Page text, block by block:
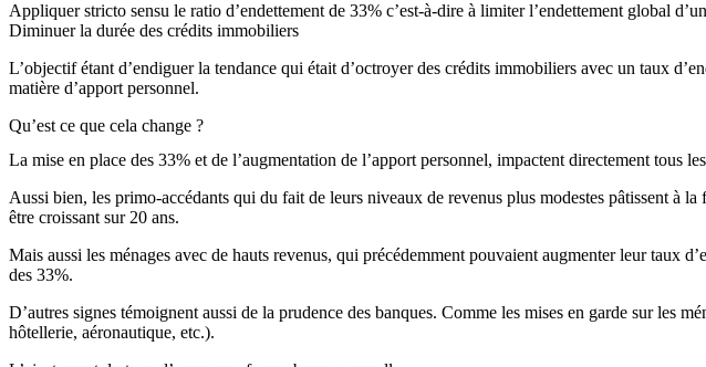
Appliquer stricto sensu le ratio d’endettement de 33% c’est-à-dire à limiter l’endettement global
Diminuer la durée des crédits immobiliers
L’objectif étant d’endiguer la tendance qui était d’octroyer des crédits immobiliers avec un taux
matière d’apport personnel.
Qu’est ce que cela change ?
La mise en place des 33% et de l’augmentation de l’apport personnel, impactent directement tous
Aussi bien, les primo-accédants qui du fait de leurs niveaux de revenus plus modestes pâtissent à
être croissant sur 20 ans.
Mais aussi les ménages avec de hauts revenus, qui précédemment pouvaient augmenter leur taux
des 33%.
D’autres signes témoignent aussi de la prudence des banques. Comme les mises en garde sur les
hôtellerie, aéronautique, etc.).